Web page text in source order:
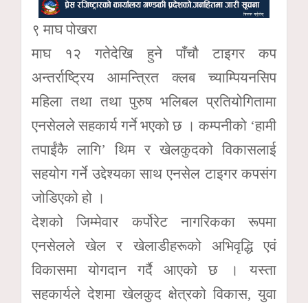
९ माघ पोखरा
माघ १२ गतेदेखि हुने पाँचौ टाइगर कप
अन्तर्राष्ट्रिय आमन्त्रित क्लब च्याम्पियनसिप
महिला तथा तथा पुरुष भलिबल प्रतियोगितामा
एनसेलले सहकार्य गर्ने भएको छ । कम्पनीको ‘हामी
तपाईंकै लागि’ थिम र खेलकुदको विकासलाई
सहयोग गर्ने उद्देश्यका साथ एनसेल टाइगर कपसंग
जोडिएको हो ।
देशको जिम्मेवार कर्पोरेट नागरिकका रूपमा
एनसेलले खेल र खेलाडीहरूको अभिवृद्धि एवं
विकासमा योगदान गर्दै आएको छ । यस्ता
सहकार्यले देशमा खेलकुद क्षेत्रको विकास, युवा